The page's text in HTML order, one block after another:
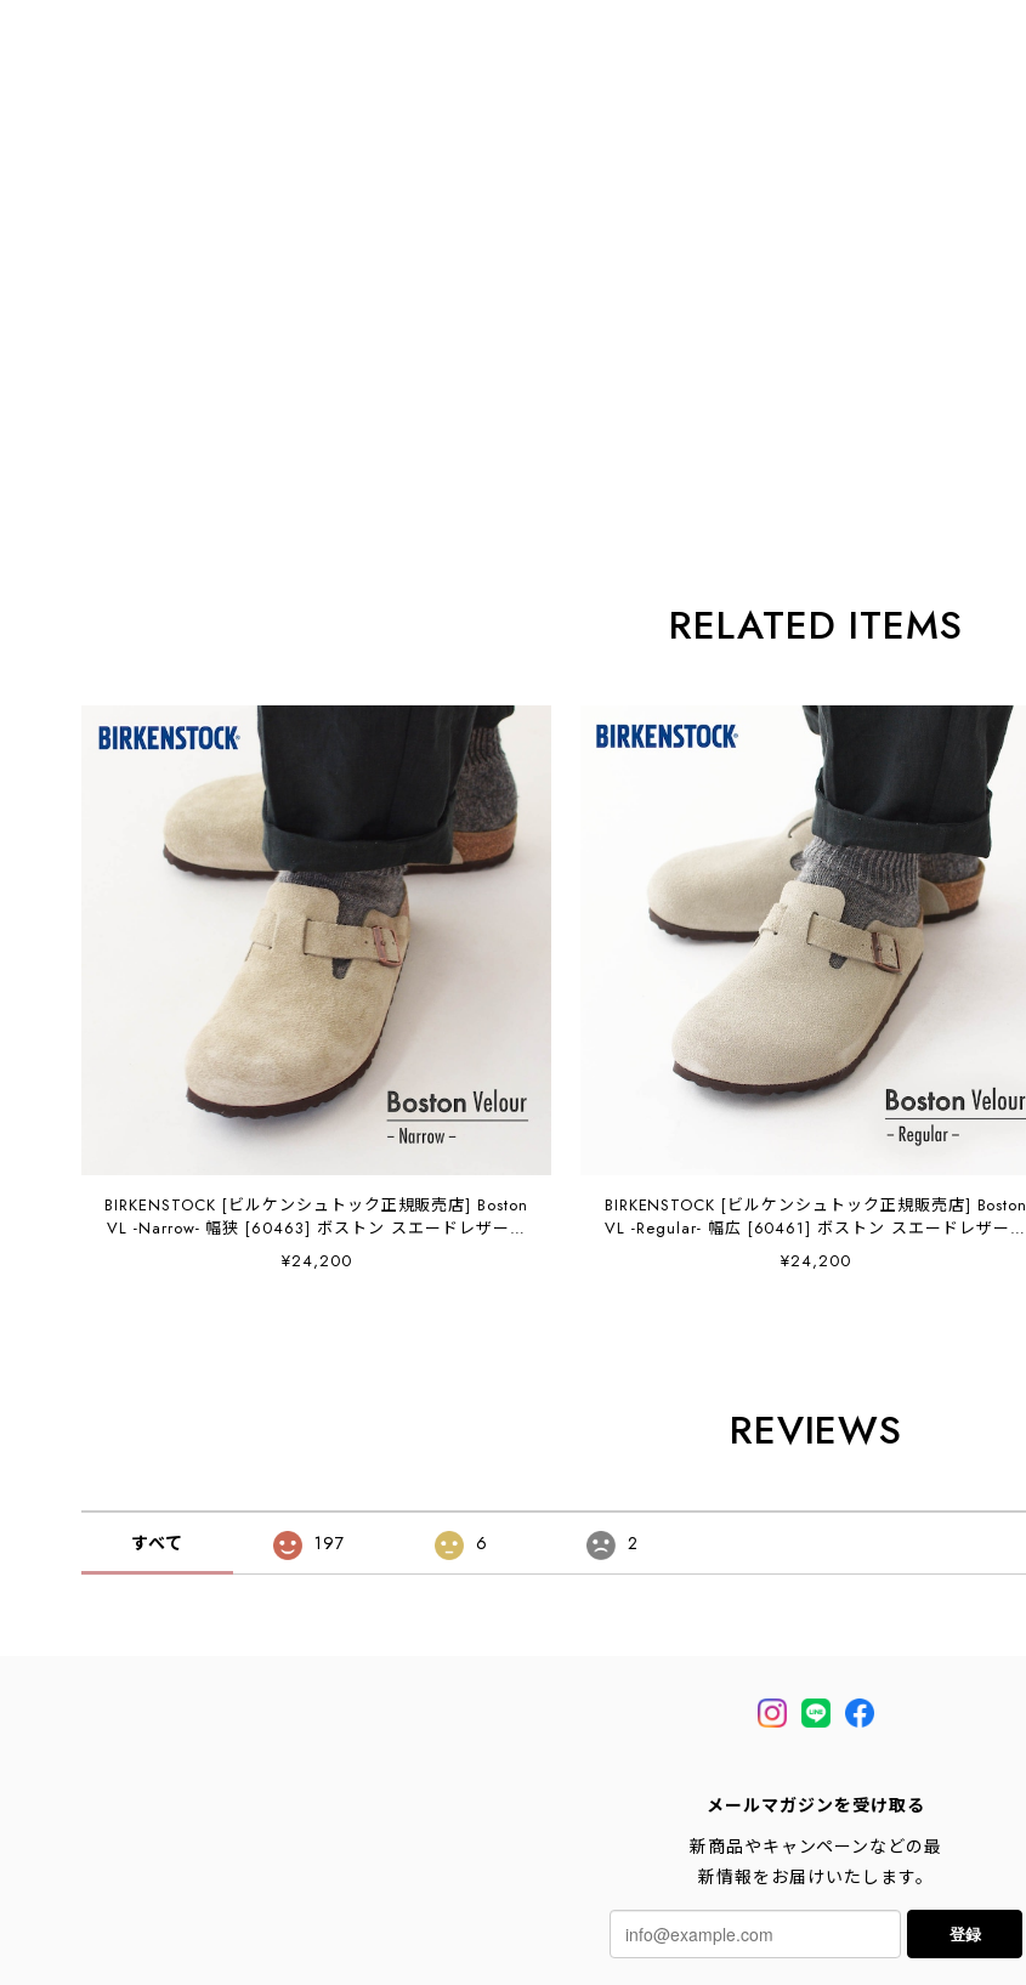
RELATED ITEMS
BIRKENSTOCK [ビルケンシュトック正規販売店] Boston
VL -Narrow- 幅狭 [60463] ボストン スエードレザー・
ベロア・本革【ワイズ ナロータイプ】MEN'S/LADY'S
[2026SS]
¥24,200
BIRKENSTOCK [ビルケンシュトック正規販売店] Boston
VL -Regular- 幅広 [60461] ボストン スエードレザー・
ベロア・本革【ワイズ レギュラータイプ】
MEN'S/LADY'S [2026SS]
¥24,200
REVIEWS
すべて 197 6 2
メールマガジンを受け取る
新商品やキャンペーンなどの最
新情報をお届けいたします。
登録